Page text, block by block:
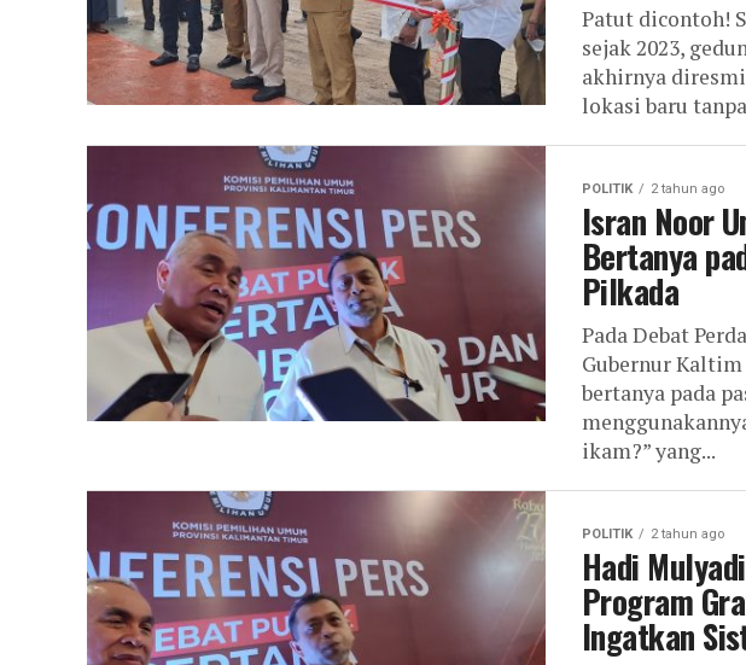
Patut dicontoh!
sejak 2023,
akhirnya
lokasi baru
POLITIK 2 tahun ago
Isran Noor
Bertanya
Pilkada
Pada Debat
Gubernur
bertanya pada
ikam?” yang...
POLITIK 2 tahun ago
Hadi
Program
Ingatkan